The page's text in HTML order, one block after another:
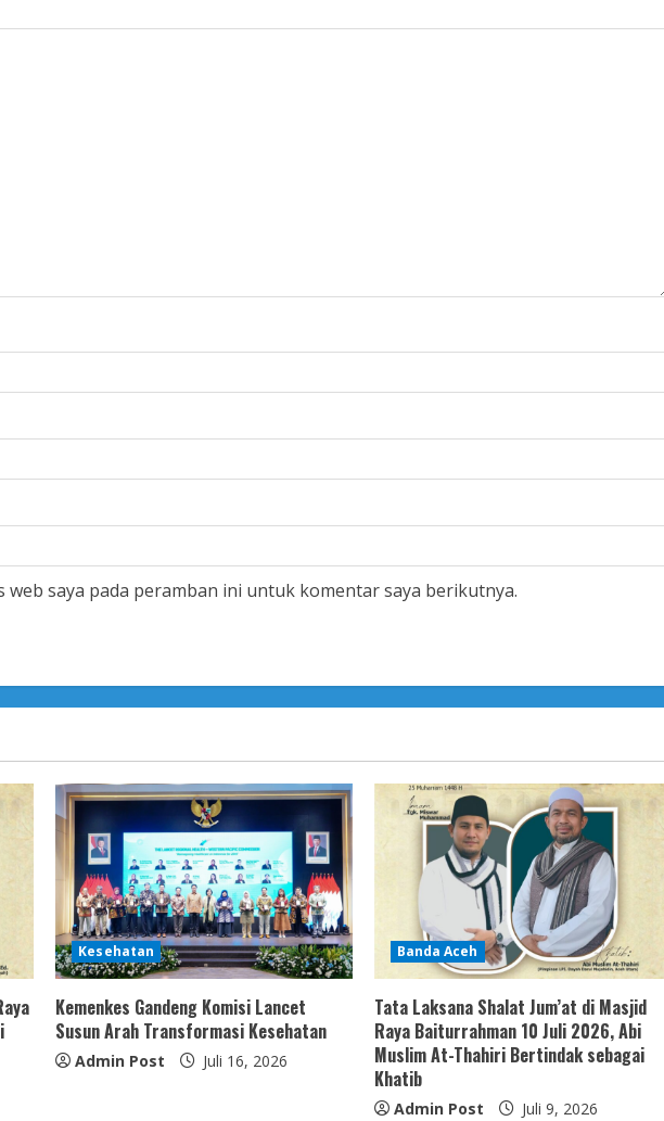
web saya pada peramban ini untuk komentar saya berikutnya.
Kesehatan
Kemenkes Gandeng Komisi Lancet
Susun Arah Transformasi Kesehatan
Admin Post Juli 16, 2026
Banda Aceh
Tata Laksana Shalat Jum’at di Masjid
Raya Baiturrahman 10 Juli 2026, Abi
Muslim At-Thahiri Bertindak sebagai
Khatib
Admin Post Juli 9, 2026